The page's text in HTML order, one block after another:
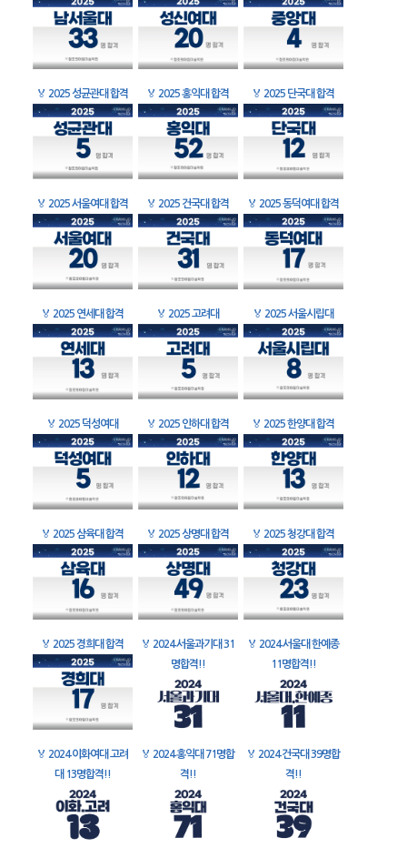
🏅 2025 성균관대 합격 🏅 2025 홍익대 합격 🏅 2025 단국대 합격
🏅 2025 서울여대 합격 🏅 2025 건국대 합격 🏅 2025 동덕여대 합격
🏅 2025 연세대 합격 🏅 2025 고려대 🏅 2025 서울시립대
🏅 2025 덕성여대 🏅 2025 인하대 합격 🏅 2025 한양대 합격
🏅 2025 삼육대 합격 🏅 2025 상명대 합격 🏅 2025 청강대 합격
🏅 2025 경희대 합격 🏅 2024 서울과기대 31
명합격!!
🏅 2024 서울대 한예종
11명합격!!
🏅 2024 이화여대 고려
대 13명합격!!
🏅 2024 홍익대 71명합
격!!
🏅 2024 건국대 39명합
격!!